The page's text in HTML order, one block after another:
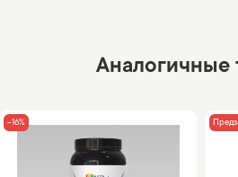
Аналогичные
-16%